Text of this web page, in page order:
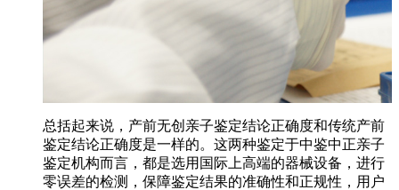
总括起来说，产前无创亲子鉴定结论正确度和传统产前
鉴定结论正确度是一样的。这两种鉴定于中鉴中正亲子
鉴定机构而言，都是选用国际上高端的器械设备，进行
零误差的检测，保障鉴定结果的准确性和正规性，用户